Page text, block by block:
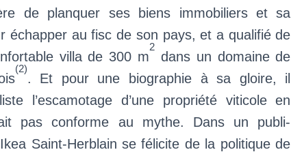
de planquer ses biens immobiliers et sa
échapper au fisc de son pays, et a qualifié de
villa de 300 m
2
dans un domaine de
(2)
. Et pour une biographie à sa gloire, il
l’escamotage d’une propriété viticole en
pas conforme au mythe. Dans un publi-
Saint-Herblain se félicite de la politique de